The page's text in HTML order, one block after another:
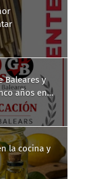
Baleares y
años en
de les Illes
la cocina y